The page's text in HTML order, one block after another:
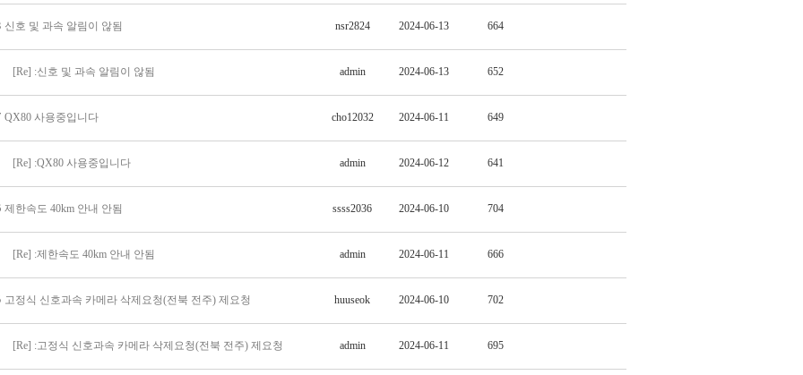
신호 및 과속 알림이 않됨 nsr2824 2024-06-13 664
[Re] :신호 및 과속 알림이 않됨 admin 2024-06-13 652
QX80 사용중입니다 cho12032 2024-06-11 649
[Re] :QX80 사용중입니다 admin 2024-06-12 641
제한속도 40km 안내 안됨 ssss2036 2024-06-10 704
[Re] :제한속도 40km 안내 안됨 admin 2024-06-11 666
고정식 신호과속 카메라 삭제요청(전북 전주) 제요청 huuseok 2024-06-10 702
[Re] :고정식 신호과속 카메라 삭제요청(전북 전주) 제요청 admin 2024-06-11 695